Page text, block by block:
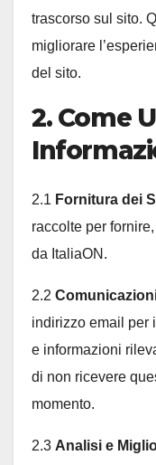
trascorso sul sito.
migliorare
del sito.
2. Come
2.1 Fornitura dei
raccolte per
da ItaliaON.
2.2
indirizzo email per
e informazioni
di non ricevere
momento.
2.3 Analisi e